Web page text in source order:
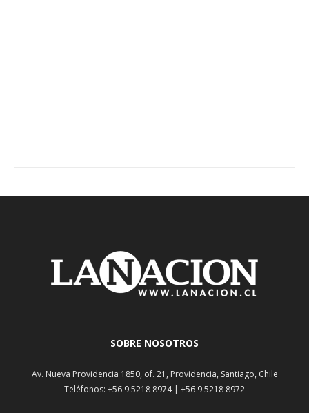
SOBRE NOSOTROS
Av. Nueva Providencia 1850, of. 21, Providencia, Santiago, Chile
Teléfonos: +56 9 5218 8974 | +56 9 5218 8972